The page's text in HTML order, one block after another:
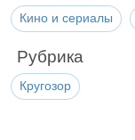
Кино и сериалы
Рубрика
Кругозор